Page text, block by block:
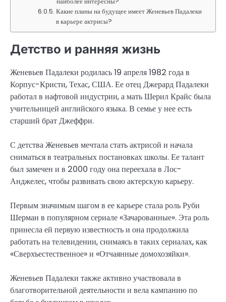
Какие планы на будущее имеет Женевьев Падалеки
в карьере актрисы?
Детство и ранняя жизнь
Женевьев Падалеки родилась 19 апреля 1982 года в
Корпус-Кристи, Техас, США. Ее отец Джерард Падалеки
работал в нафтовой индустрии, а мать Шерил Крайс была
учительницей английского языка. В семье у нее есть
старший брат Джеффри.
С детства Женевьев мечтала стать актрисой и начала
сниматься в театральных постановках школы. Ее талант
был замечен и в 2000 году она переехала в Лос-
Анджелес, чтобы развивать свою актерскую карьеру.
Первым значимым шагом в ее карьере стала роль Руби
Шерман в популярном сериале «Зачарованные». Эта роль
принесла ей первую известность и она продолжила
работать на телевидении, снимаясь в таких сериалах, как
«Сверхъестественное» и «Отчаянные домохозяйки».
Женевьев Падалеки также активно участвовала в
благотворительной деятельности и вела кампанию по